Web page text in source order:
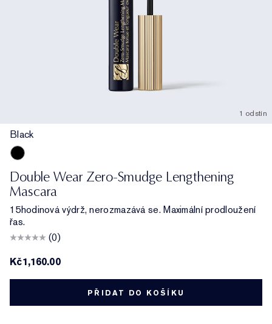
1 odstín
Black
Double Wear Zero-Smudge Lengthening
Mascara
15hodinová výdrž, nerozmazává se. Maximální prodloužení
řas.
(0)
Kč1,160.00
PŘIDAT DO KOŠÍKU